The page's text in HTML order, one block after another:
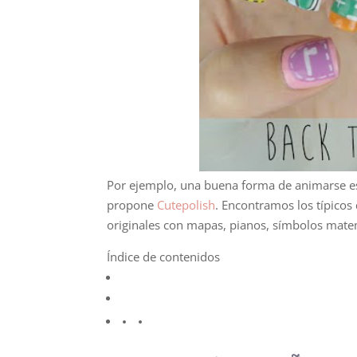
Por ejemplo, una buena forma de animarse
propone Cutepolish. Encontramos los
originales con mapas, pianos, símbolos
Índice de contenidos